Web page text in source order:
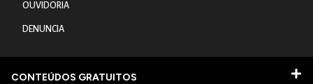
OUVIDORIA
DENUNCIA
CONTEÚDOS GRATUITOS